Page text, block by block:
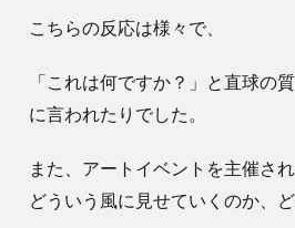
こちらの反応は様々で、
「これは何ですか？」と直球の
に言われたりでした。
また、アートイベントを主催さ
どういう風に見せていくのか、